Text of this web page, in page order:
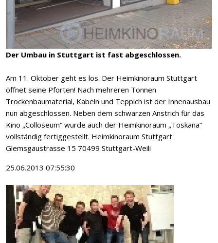
Der Umbau in Stuttgart ist fast abgeschlossen.
Am 11. Oktober geht es los. Der Heimkinoraum Stuttgart
öffnet seine Pforten! Nach mehreren Tonnen
Trockenbaumaterial, Kabeln und Teppich ist der Innenausbau
nun abgeschlossen. Neben dem schwarzen Anstrich für das
Kino „Colloseum“ wurde auch der Heimkinoraum „Toskana“
vollständig fertiggestellt. Heimkinoraum Stuttgart
Glemsgaustrasse 15 70499 Stuttgart-Weili
25.06.2013 07:55:30